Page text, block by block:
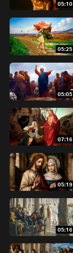
05:10
05:25
05:05
07:16
05:19
05:16